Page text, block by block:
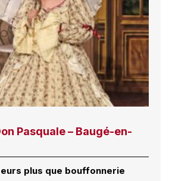
Pasquale – Baugé-en-
plus que bouffonnerie